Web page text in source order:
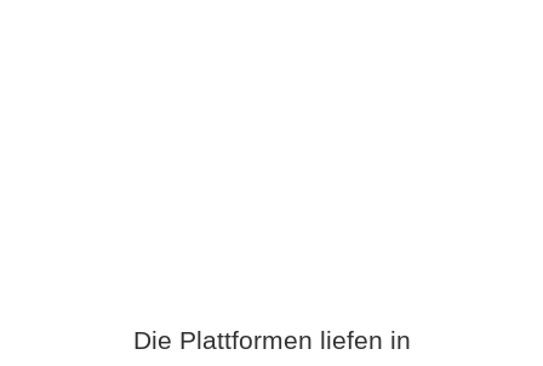
Die Plattformen liefen in